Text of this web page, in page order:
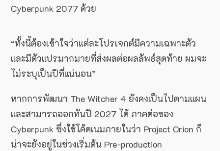
Cyberpunk 2077 ด้วย
“ทั้งนี้ต้องเข้าใจว่าแต่ละโปรเจกต์มีความเฉพาะตัว
และมีตัวแปรมากมายที่ส่งผลต่อผลลัพธ์สุดท้าย ผมจะ
ไม่ระบุเป็นปีที่แน่นอน”
หากการพัฒนา The Witcher 4 ยังคงเป็นไปตามแผน
และสามารถออกทันปี 2027 ได้ ภาคต่อของ
Cyberpunk ซึ่งใช้โค้ดเนมภายในว่า Project Orion ก็
น่าจะยังอยู่ในช่วงเริ่มต้น Pre-production